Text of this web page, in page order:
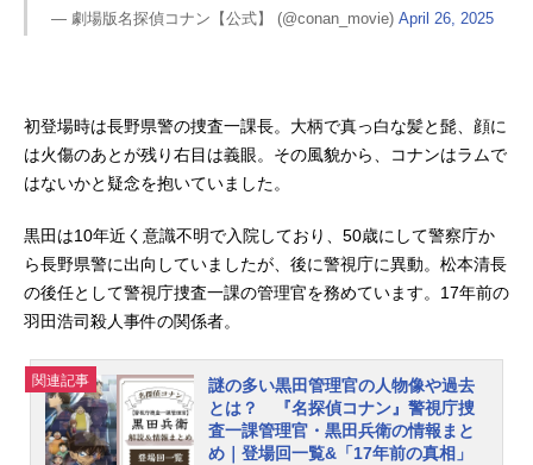
— 劇場版名探偵コナン【公式】 (@conan_movie) April 26, 2025
初登場時は長野県警の捜査一課長。大柄で真っ白な髪と髭、顔に
は火傷のあとが残り右目は義眼。その風貌から、コナンはラムで
はないかと疑念を抱いていました。
黒田は10年近く意識不明で入院しており、50歳にして警察庁か
ら長野県警に出向していましたが、後に警視庁に異動。松本清長
の後任として警視庁捜査一課の管理官を務めています。17年前の
羽田浩司殺人事件の関係者。
関連記事
謎の多い黒田管理官の人物像や過去
とは？ 『名探偵コナン』警視庁捜
査一課管理官・黒田兵衛の情報まと
め｜登場回一覧&「17年前の真相」